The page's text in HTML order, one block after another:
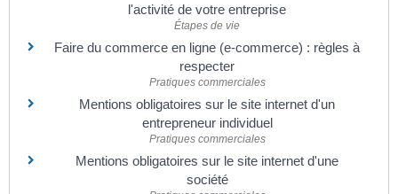
l'activité de votre entreprise
Étapes de vie
Faire du commerce en ligne (e-commerce) : règles à
respecter
Pratiques commerciales
Mentions obligatoires sur le site internet d'un
entrepreneur individuel
Pratiques commerciales
Mentions obligatoires sur le site internet d'une
société